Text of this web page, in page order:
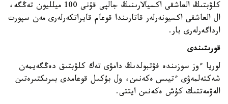
كلۋبتىڭ العاشقى اكسيالارىنىڭ جالپى قۇنى 100 ميلليون تەڭگە،
ال العاشقى اكسيونەرلەر قاتارىندا قوعام قايراتكەرلەرى مەن سپورت
ارداگەرلەرى بار.
قورىتىندى
لوريا ءوز سوزىندە فۋتبولدىڭ دامۋى تەك كلۋبتىق دەڭگەيمەن
شەكتەلمەۋى ءتيىس ەكەنىن، ول بۇكىل قوعامدى بىرىكتىرەتىن
الەۋمەتتىك كۇش ەكەنىن ايتتى.